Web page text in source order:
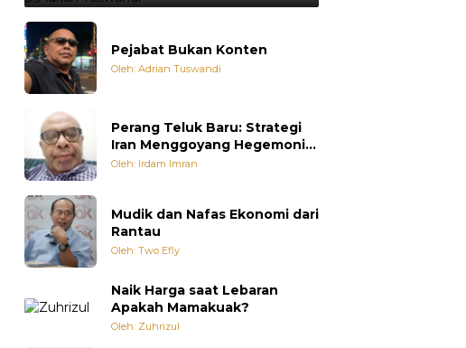
Pejabat Bukan Konten
Oleh: Adrian Tuswandi
Perang Teluk Baru: Strategi
Iran Menggoyang Hegemoni
AS dari Dalam
Oleh: Irdam Imran
Mudik dan Nafas Ekonomi dari
Rantau
Oleh: Two Efly
Naik Harga saat Lebaran
Apakah Mamakuak?
Oleh: Zuhrizul